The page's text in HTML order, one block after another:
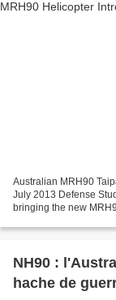
Australian MRH90
July 2013 Defense
bringing the new
NH90 :
hache de